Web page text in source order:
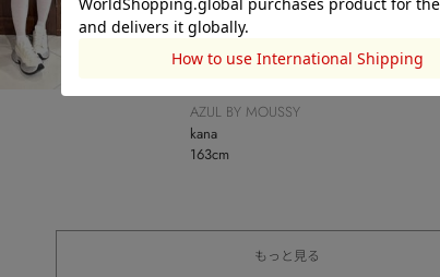
AZUL BY MOUSSY
kana
163cm
もっと見る